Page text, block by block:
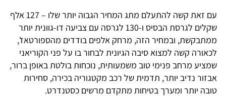
עם זאת קשה להתעלם מתג המחיר הגבוה יותר שלו – 127 אלף
שקלים לגרסת הבסיס ו-130 לגרסה עם צביעה דו-גוונית יותר
ממתבקשת, ובמחיר הזה, מרחק אלפים בודדים מהספורטאז',
לכאורה קשה למצוא סיבה הגיונית לבחור בו על פני הקוריאני
שמציע מרחב פנימי טוב משמעותית, נוכחות בולטת באופן ברור,
אבזור נדיב יותר, תדמית של רכב מקטגוריה בכירה, סחירות
טובה יותר ומערך בטיחות מתקדם מרשים כסטנדרט.